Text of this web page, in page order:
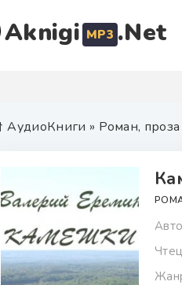
Aknigi MP3 .Net
АудиоКниги » Роман, проза